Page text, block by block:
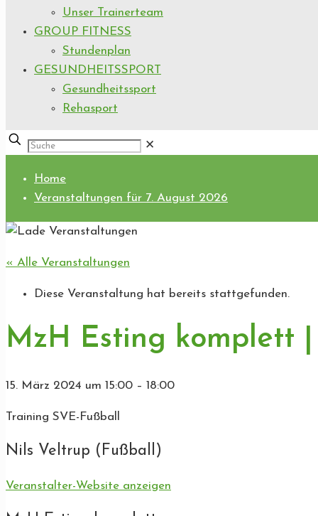
Unser Trainerteam
GROUP FITNESS
Stundenplan
GESUNDHEITSSPORT
Gesundheitssport
Rehasport
✕
Home
Veranstaltungen für 7. August 2026
« Alle Veranstaltungen
Diese Veranstaltung hat bereits stattgefunden.
MzH Esting komplett
15. März 2024 um 15:00 – 18:00
Training SVE-Fußball
Nils Veltrup (Fußball)
Veranstalter-Website anzeigen